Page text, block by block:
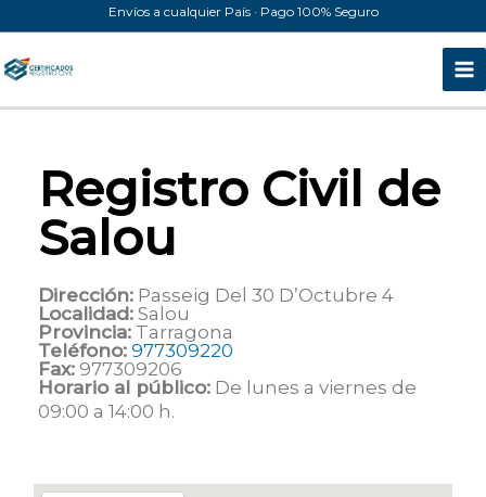
al
contenido
Envíos a cualquier País · Pago 100% Seguro
Registro Civil de
Salou
Dirección: Passeig Del 30 D’Octubre 4
Localidad: Salou
Provincia: Tarragona
Teléfono: 977309220
Fax: 977309206
Horario al público: De lunes a viernes de
09:00 a 14:00 h.